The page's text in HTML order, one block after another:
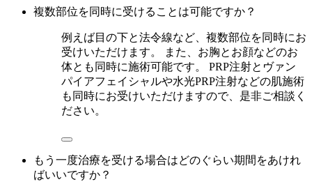
複数部位を同時に受けることは可能ですか？
例えば目の下と法令線など、複数部位を同時にお
受けいただけます。 また、お胸とお顔などのお
体とも同時に施術可能です。 PRP注射とヴァン
パイアフェイシャルや水光PRP注射などの肌施術
も同時にお受けいただけますので、是非ご相談く
ださい。
もう一度治療を受ける場合はどのぐらい期間をあけれ
ばいいですか？